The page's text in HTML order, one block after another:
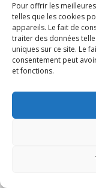
Pour offrir les
telles que les cookies
appareils. Le fait de
traiter des données
uniques sur ce site. Le
consentement peut
et fonctions.